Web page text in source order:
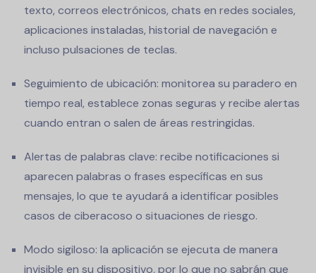
texto, correos electrónicos, chats en redes sociales,
aplicaciones instaladas, historial de navegación e
incluso pulsaciones de teclas.
Seguimiento de ubicación: monitorea su paradero en
tiempo real, establece zonas seguras y recibe alertas
cuando entran o salen de áreas restringidas.
Alertas de palabras clave: recibe notificaciones si
aparecen palabras o frases específicas en sus
mensajes, lo que te ayudará a identificar posibles
casos de ciberacoso o situaciones de riesgo.
Modo sigiloso: la aplicación se ejecuta de manera
invisible en su dispositivo, por lo que no sabrán que